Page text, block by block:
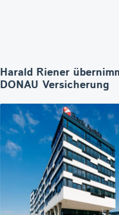
Harald Riener
DONAU Versicherung